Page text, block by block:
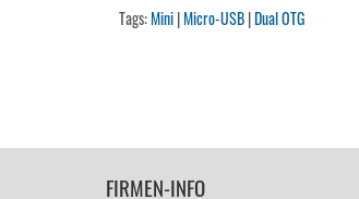
Tags:Mini|Micro-USB|Dual OTG
FOOTER
FIRMEN-INFO